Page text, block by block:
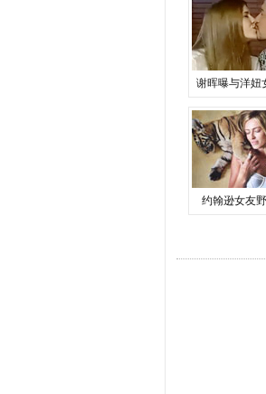
谢晖曝与洋妞
约翰逊女友